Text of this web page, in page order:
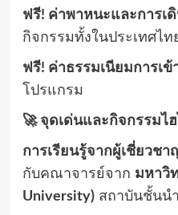
ฟรี! ค่าพาหนะและการเ
กิจกรรมทั้งในประเทศไ
ฟรี! ค่าธรรมเนียมการเข้
โปรแกรม
🚀 จุดเด่นและกิจกรรมไ
การเรียนรู้จากผู้เชี่ยวชา
กับคณาจารย์จาก มหาวิ
University)สถาบันชั้นน